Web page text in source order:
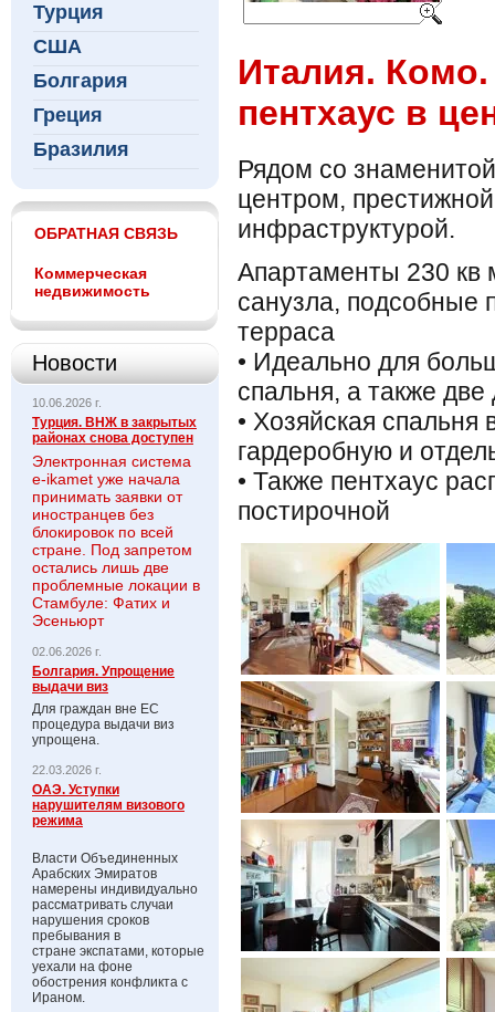
Турция
США
Болгария
Греция
Бразилия
ОБРАТНАЯ СВЯЗЬ
Коммерческая
недвижимость
Новости
10.06.2026 г.
Турция. ВНЖ в закрытых
районах снова доступен
Электронная система
e-ikamet уже начала
принимать заявки от
иностранцев без
блокировок по всей
стране. Под запретом
остались лишь две
проблемные локации в
Стамбуле: Фатих и
Эсеньюрт
02.06.2026 г.
Болгария. Упрощение
выдачи виз
Для граждан вне ЕС
процедура выдачи виз
упрощена.
22.03.2026 г.
ОАЭ. Уступки
нарушителям визового
режима
Власти Объединенных
Арабских Эмиратов
намерены индивидуально
рассматривать случаи
нарушения сроков
пребывания в
стране экспатами, которые
уехали на фоне
обострения конфликта с
Ираном.
Италия.
пентхаус в
Рядом со
центром,
инфраструктурой.
Апартаменты 230 кв
санузла, подсобные
терраса
• Идеально для
спальня, а также
• Хозяйская спальня
гардеробную и
• Также пентхаус
постирочной